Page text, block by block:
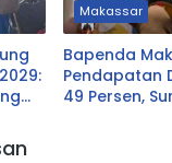
Makassar
Bapenda
Pendapatan
49 Persen,